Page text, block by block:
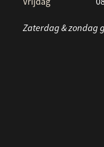
Zaterdag & zondag